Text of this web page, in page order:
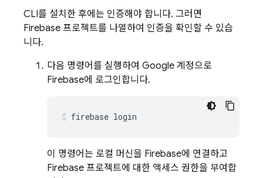
CLI를 설치한 후에는 인증해야 합니다. 그러면
Firebase 프로젝트를 나열하여 인증을 확인할 수 있습
니다.
다음 명령어를 실행하여 Google 계정으로
Firebase에 로그인합니다.
firebase login
이 명령어는 로컬 머신을 Firebase에 연결하고
Firebase 프로젝트에 대한 액세스 권한을 부여합